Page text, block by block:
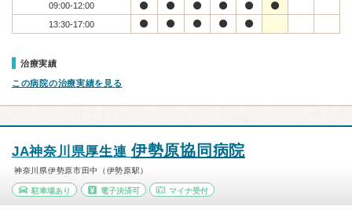
09:00-12:00
13:30-17:00
治療実績
この病院の治療実績を見る
JA神奈川県厚生連 伊勢原協同病院
神奈川県伊勢原市田中（伊勢原駅）
駐車場あり 電子決済可 マイナ受付